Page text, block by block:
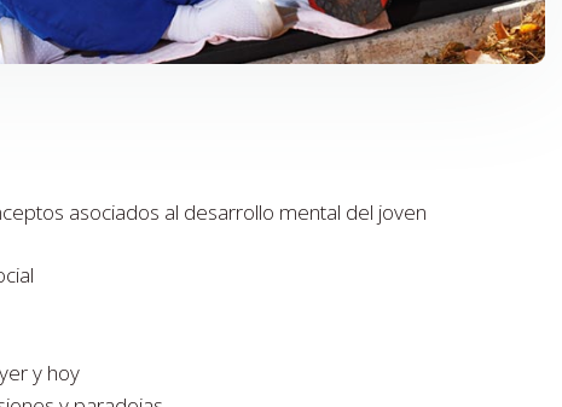
asociados al desarrollo mental del joven
y hoy